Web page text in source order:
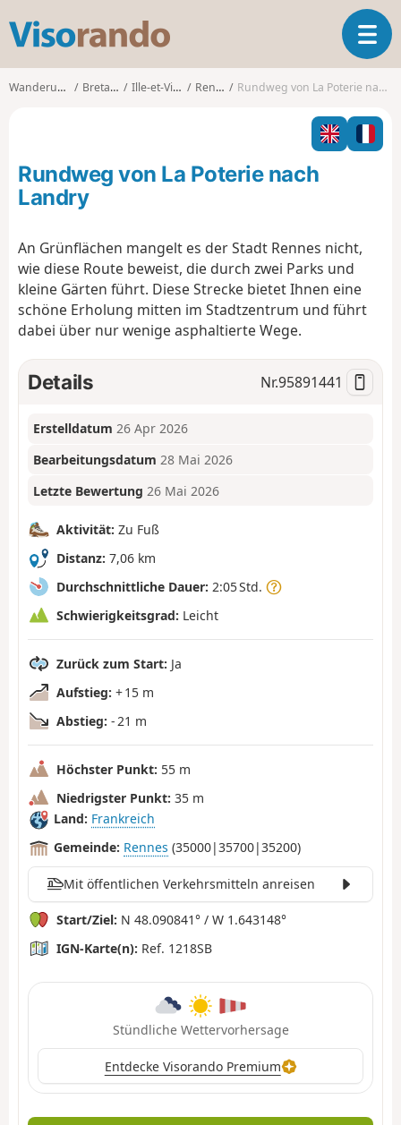
s
o
o
T
o
l
n
o
Wanderungen Bretagne Ille-et-Vilaine Rennes Rundweg von La Poterie nach Landry
Rundweg von La Poterie nach
Landry
An Grünflächen mangelt es der Stadt Rennes nicht,
wie diese Route beweist, die durch zwei Parks und
kleine Gärten führt. Diese Strecke bietet Ihnen eine
schöne Erholung mitten im Stadtzentrum und führt
dabei über nur wenige asphaltierte Wege.
Details Nr.95891441
Erstelldatum 26 Apr 2026
Bearbeitungsdatum 28 Mai 2026
Letzte Bewertung 26 Mai 2026
Aktivität: Zu Fuß
Distanz: 7,06 km
Durchschnittliche Dauer: 2:05 Std.
Schwierigkeitsgrad: Leicht
Zurück zum Start: Ja
Aufstieg: + 15 m
Abstieg: - 21 m
Höchster Punkt: 55 m
Niedrigster Punkt: 35 m
Land: Frankreich
Gemeinde: Rennes (35000|35700|35200)
Mit öffentlichen Verkehrsmitteln anreisen
Start/Ziel: N 48.090841° / W 1.643148°
IGN-Karte(n): Ref. 1218SB
Stündliche Wettervorhersage
Entdecke Visorando Premium